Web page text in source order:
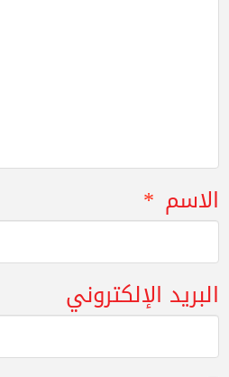
الاسم *
البريد الإلكتروني